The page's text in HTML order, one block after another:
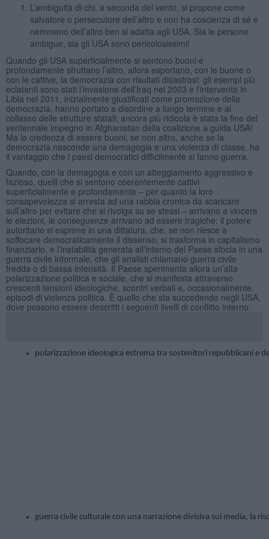
L’ambiguità di chi, a seconda del vento, si propone come
salvatore o persecutore dell’altro e non ha coscienza di sé e
nemmeno dell’altro ben si adatta agli USA. Sia le persone
ambigue, sia gli USA sono pericolosissimi!
Quando gli USA superficialmente si sentono buoni e
profondamente sfruttano l’altro, allora esportano, con le buone o
con le cattive, la democrazia con risultati disastrosi: gli esempi più
eclatanti sono stati l’invasione dell’Iraq nel 2003 e l’intervento in
Libia nel 2011, inizialmente giustificati come promozione della
democrazia, hanno portato a disordine a lungo termine e al
collasso delle strutture statali; ancora più ridicola è stata la fine del
ventennale impegno in Afghanistan della coalizione a guida USA!
Ma la credenza di essere buoni, se non altro, anche se la
democrazia nasconde una demagogia e una violenza di classe, ha
il vantaggio che i paesi democratici difficilmente si fanno guerra.
Quando, con la demagogia e con un atteggiamento aggressivo e
fazioso, quelli che si sentono coerentemente cattivi
superficialmente e profondamente – per quanto la loro
consapevolezza si arresta ad una rabbia cronica da scaricare
sull’altro per evitare che si rivolga su se stessi – arrivano a vincere
le elezioni, le conseguenze arrivano ad essere tragiche: il potere
autoritario si esprime in una dittatura, che, se non riesce a
soffocare democraticamente il dissenso, si trasforma in capitalismo
finanziario, e l’instabilità generata all’interno del Paese sfocia in una
guerra civile informale, che gli analisti chiamano guerra civile
fredda o di bassa intensità. Il Paese sperimenta allora un’alta
polarizzazione politica e sociale, che si manifesta attraverso
crescenti tensioni ideologiche, scontri verbali e, occasionalmente,
episodi di violenza politica. È quello che sta succedendo negli USA,
dove possono essere descritti i seguenti livelli di conflitto interno:
polarizzazione ideologica estrema tra sostenitori repubblicani e
guerra civile culturale con una narrazione divisiva sui media, la